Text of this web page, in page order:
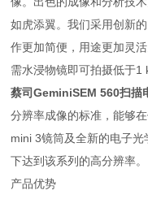
如虎添翼。我们采用创新
作更加简便，用途更加灵
需水浸物镜即可拍摄低于1
蔡司GeminiSEM 560扫描
分辨率成像的标准，能够
mini 3镜筒及全新的电子
下达到该系列的高分辨率。
产品优势